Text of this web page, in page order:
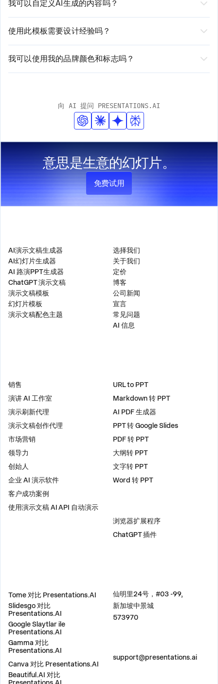
简单步骤简化您的创建流程：
1. 选择模板并输入您的基本要求
2. 我们的AI分析您的输入并生成定制内容
我可以自定义AI生成的内容吗？
是的，当然可以！虽然我们的AI会生成专业品质的初始内
容，但您仍拥有完全的控制权。您可以根据需要编辑文
本、修改布局、调整样式，以及添加或删除部分。我们的
平台既提供自动化建议，也支持手动自定义选项。
使用此模板需要设计经验吗？
无需设计经验！我们由 AI 驱动的平台会自动处理设计元
素。您只需专注于内容，我们确保其呈现专业且精美的效
果。我们的智能设计系统会根据您的内容进行调整，同时
我可以使用我的品牌颜色和标志吗？
是的！我们的模板支持全面的品牌定制。您可以轻松上传
向 AI 提问 PRESENTATIONS.AI
意思是生意的幻灯片。
免费试用
AI演示文稿生成器
AI幻灯片生成器
AI 路演PPT生成器
ChatGPT 演示文稿
演示文稿模板
幻灯片模板
演示文稿配色主题
选择我们
关于我们
定价
博客
公司新闻
宣言
常见问题
AI 信息
销售
演讲 AI 工作室
演示刷新代理
演示文稿创作代理
市场营销
领导力
创始人
企业 AI 演示软件
客户成功案例
使用演示文稿 AI API 自动演示
URL to PPT
Markdown 转 PPT
AI PDF 生成器
PPT 转 Google Slides
PDF 转 PPT
大纲转 PPT
文字转 PPT
Word 转 PPT
浏览器扩展程序
ChatGPT 插件
Tome 对比 Presentations.AI
Slidesgo 对比
Presentations.AI
Google Slaytlar ile
Presentations.AI
Gamma 对比
Presentations.AI
Canva 对比 Presentations.AI
Beautiful.AI 对比
仙明里24号，#03 -99,
新加坡中景城
573970
support@presentations.ai